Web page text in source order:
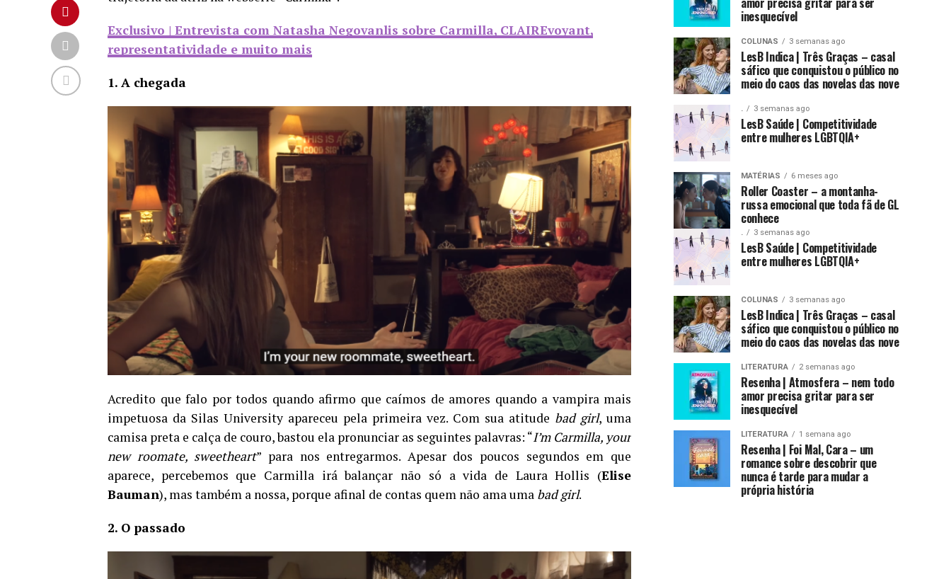
Exclusivo | Entrevista com Natasha Negovanlis sobre Carmilla, CLAIREvoyant,
representatividade e muito mais
1. A chegada
Acredito que falo por todos quando afirmo que caímos de amores quando a vampira mais
impetuosa da Silas University apareceu pela primeira vez. Com sua atitude bad girl, uma
camisa preta e calça de couro, bastou ela pronunciar as seguintes palavras: “I’m Carmilla, your
new roomate, sweetheart” para nos entregarmos. Apesar dos poucos segundos em que
aparece, percebemos que Carmilla irá balançar não só a vida de Laura Hollis (Elise
Bauman), mas também a nossa, porque afinal de contas quem não ama uma bad girl.
2. O passado
inesquecível
COLUNAS 3 semanas ago
LesB Indica | Três Graças – casal
sáfico que conquistou o público no
meio do caos das novelas das nove
. 3 semanas ago
LesB Saúde | Competitividade
entre mulheres LGBTQIA+
MATÉRIAS 6 meses ago
Roller Coaster – a montanha-
russa emocional que toda fã de GL
conhece
. 3 semanas ago
LesB Saúde | Competitividade
entre mulheres LGBTQIA+
COLUNAS 3 semanas ago
LesB Indica | Três Graças – casal
sáfico que conquistou o público no
meio do caos das novelas das nove
LITERATURA 2 semanas ago
Resenha | Atmosfera – nem todo
amor precisa gritar para ser
inesquecível
LITERATURA 1 semana ago
Resenha | Foi Mal, Cara – um
romance sobre descobrir que
nunca é tarde para mudar a
própria história